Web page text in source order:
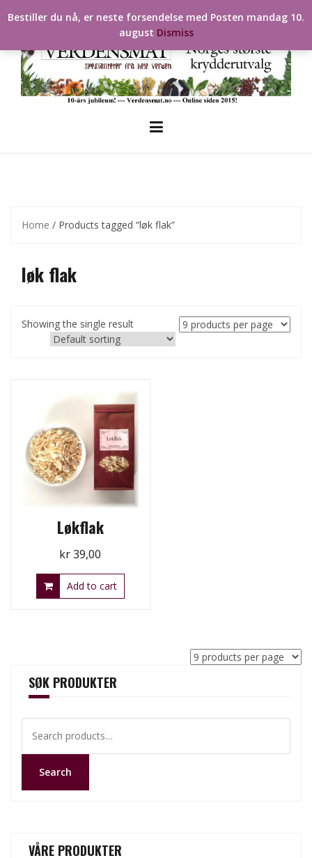
to
Home / Products tagged “løk flak”
løk flak
Showing the single result
Løkflak
kr39,00
Add to cart
SØK PRODUKTER
for:
Search
VÅRE PRODUKTER
Bestiller du nå, er neste forsendelse med Posten mandag 10.
august Dismiss